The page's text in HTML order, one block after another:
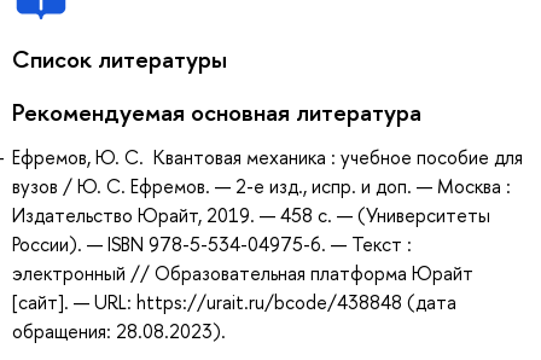
Список литературы
Рекомендуемая основная литература
Ефремов, Ю. С. Квантовая механика : учебное пособие для
вузов / Ю. С. Ефремов. — 2-е изд., испр. и доп. — Москва :
Издательство Юрайт, 2019. — 458 с. — (Университеты
России). — ISBN 978-5-534-04975-6. — Текст :
электронный // Образовательная платформа Юрайт
[сайт]. — URL: https://urait.ru/bcode/438848 (дата
обращения: 28.08.2023).